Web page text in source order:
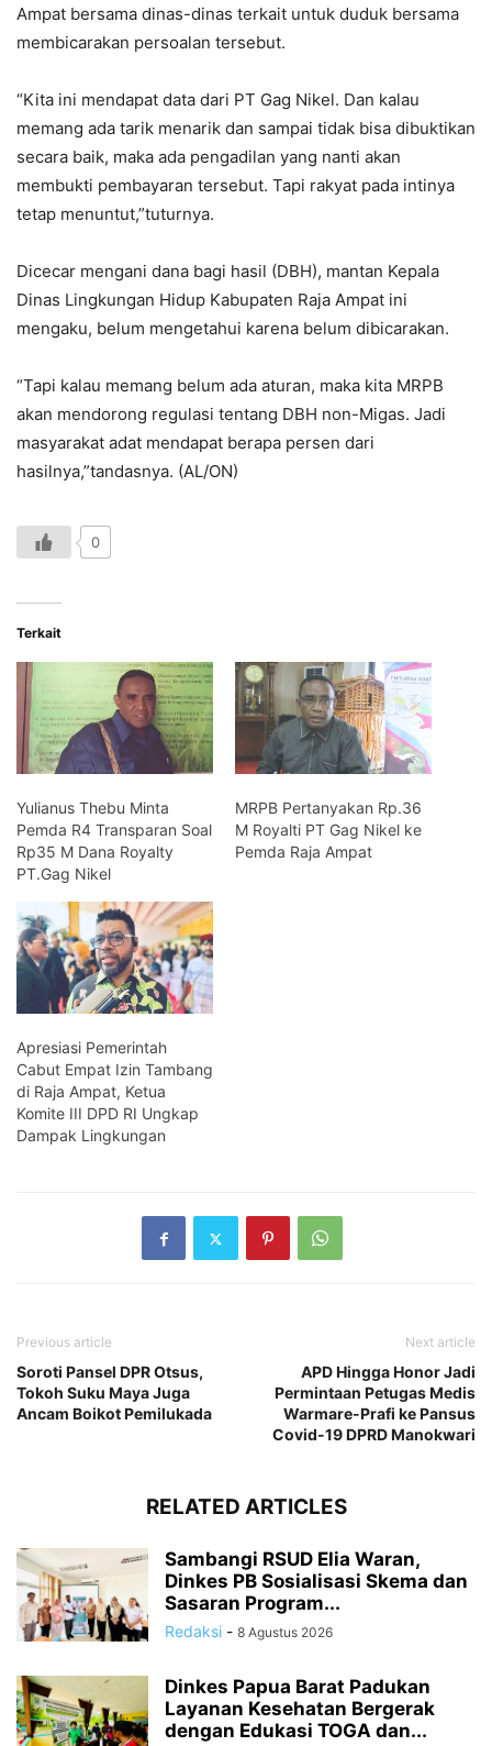
Ampat bersama dinas-dinas terkait untuk duduk bersama
membicarakan persoalan tersebut.
“Kita ini mendapat data dari PT Gag Nikel. Dan kalau
memang ada tarik menarik dan sampai tidak bisa dibuktikan
secara baik, maka ada pengadilan yang nanti akan
membukti pembayaran tersebut. Tapi rakyat pada intinya
tetap menuntut,”tuturnya.
Dicecar mengani dana bagi hasil (DBH), mantan Kepala
Dinas Lingkungan Hidup Kabupaten Raja Ampat ini
mengaku, belum mengetahui karena belum dibicarakan.
“Tapi kalau memang belum ada aturan, maka kita MRPB
akan mendorong regulasi tentang DBH non-Migas. Jadi
masyarakat adat mendapat berapa persen dari
hasilnya,”tandasnya. (AL/ON)
0
Terkait
Yulianus Thebu Minta
Pemda R4 Transparan Soal
Rp35 M Dana Royalty
PT.Gag Nikel
MRPB Pertanyakan Rp.36
M Royalti PT Gag Nikel ke
Pemda Raja Ampat
Apresiasi Pemerintah
Cabut Empat Izin Tambang
di Raja Ampat, Ketua
Komite III DPD RI Ungkap
Dampak Lingkungan
Previous article
Soroti Pansel DPR Otsus,
Tokoh Suku Maya Juga
Ancam Boikot Pemilukada
Next article
APD Hingga Honor Jadi
Permintaan Petugas Medis
Warmare-Prafi ke Pansus
Covid-19 DPRD Manokwari
RELATED ARTICLES
Sambangi RSUD Elia Waran,
Dinkes PB Sosialisasi Skema dan
Sasaran Program...
Redaksi - 8 Agustus 2026
Dinkes Papua Barat Padukan
Layanan Kesehatan Bergerak
dengan Edukasi TOGA dan...